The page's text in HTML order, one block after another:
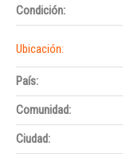
Condición:
Ubicación:
País:
Comunidad:
Ciudad: